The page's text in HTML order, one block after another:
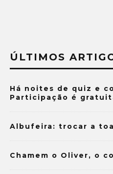
ÚLTIMOS
Há noites de quiz e
Participação é
Albufeira: trocar a
Chamem o Oliver, o